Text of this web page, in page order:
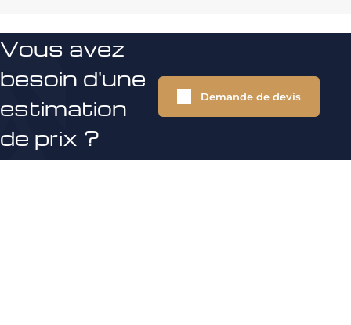
Vous avez
besoin d'une
estimation
de prix ?
Demande de devis